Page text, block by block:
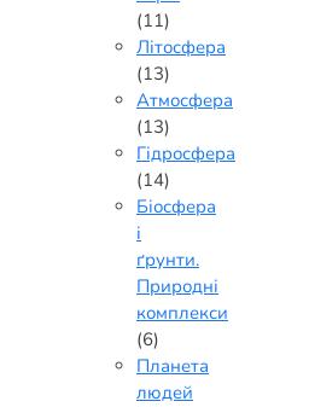
(11)
Літосфера
(13)
Атмосфера
(13)
Гідросфера
(14)
Біосфера
і
ґрунти.
Природні
комплекси
(6)
Планета
людей